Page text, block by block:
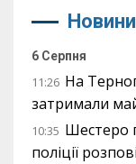
Новини
6 Серпня
11:26 На
затримали
10:35 Шестеро
поліції